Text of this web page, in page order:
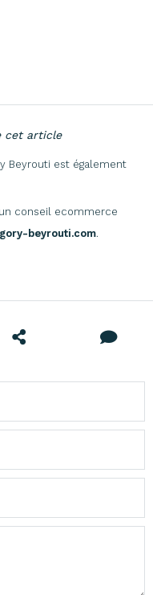
cet article
Beyrouti est également
conseil ecommerce
beyrouti.com.